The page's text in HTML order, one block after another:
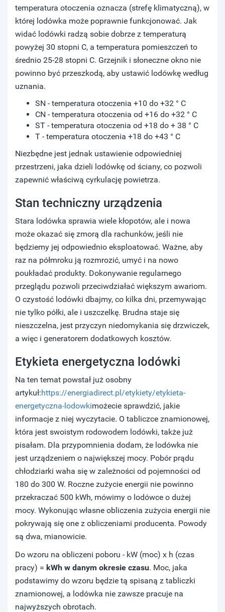
temperatura otoczenia oznacza (strefę klimatyczną), w
której lodówka może poprawnie funkcjonować. Jak
widać lodówki radzą sobie dobrze z temperaturą
powyżej 30 stopni C, a temperatura pomieszczeń to
średnio 25-28 stopni C. Grzejnik i słoneczne okno nie
powinno być przeszkodą, aby ustawić lodówkę według
uznania.
SN - temperatura otoczenia +10 do +32 ° C
CN - temperatura otoczenia od +16 do +32 ° C
ST - temperatura otoczenia od +18 do + 38 ° C
T - temperatura otoczenia +18 do +43 ° C
Niezbędne jest jednak ustawienie odpowiedniej
przestrzeni, jaka dzieli lodówkę od ściany, co pozwoli
zapewnić właściwą cyrkulację powietrza.
Stan techniczny urządzenia
Stara lodówka sprawia wiele kłopotów, ale i nowa
może okazać się zmorą dla rachunków, jeśli nie
będziemy jej odpowiednio eksploatować. Ważne, aby
raz na półmroku ją rozmrozić, umyć i na nowo
poukładać produkty. Dokonywanie regularnego
przeglądu pozwoli przeciwdziałać większym awariom.
O czystość lodówki dbajmy, co kilka dni, przemywając
nie tylko półki, ale i uszczelkę. Brudna staje się
nieszczelna, jest przyczyn niedomykania się drzwiczek,
a więc i generatorem dodatkowych kosztów.
Etykieta energetyczna lodówki
Na ten temat powstał już osobny
artykuł:https://energiadirect.pl/etykiety/etykieta-
energetyczna-lodowkimożecie sprawdzić, jakie
informacje z niej wyczytacie. O tabliczce znamionowej,
która jest swoistym rodowodem lodówki, także już
pisałam. Dla przypomnienia dodam, że lodówka nie
jest urządzeniem o największej mocy. Pobór prądu
chłodziarki waha się w zależności od pojemności od
180 do 300 W. Roczne zużycie energii nie powinno
przekraczać 500 kWh, mówimy o lodówce o dużej
mocy. Wykonując własne obliczenia zużycia energii nie
pokrywają się one z obliczeniami producenta. Powody
są dwa, mianowicie.
Do wzoru na obliczeni poboru - kW (moc) x h (czas
pracy) = kWh w danym okresie czasu. Moc, jaka
podstawimy do wzoru będzie tą spisaną z tabliczki
znamionowej, a lodówka nie zawsze pracuje na
najwyższych obrotach.